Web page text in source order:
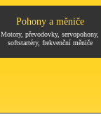
Pohony a měniče
Motory, převodovky, servopohony,
softstartéry, frekvenční měniče